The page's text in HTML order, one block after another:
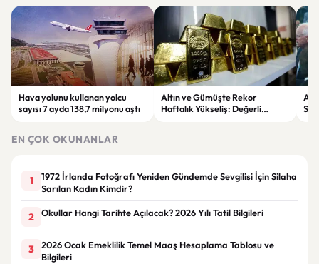
Hava yolunu kullanan yolcu
sayısı 7 ayda 138,7 milyonu aştı
Altın ve Gümüşte Rekor
Haftalık Yükseliş: Değerli
EN ÇOK OKUNANLAR
1
1972 İrlanda Fotoğrafı Yeniden Gündemde Sevgilisi İçin Silaha
Sarılan Kadın Kimdir?
2 Okullar Hangi Tarihte Açılacak? 2026 Yılı Tatil Bilgileri
3
2026 Ocak Emeklilik Temel Maaş Hesaplama Tablosu ve
Bilgileri